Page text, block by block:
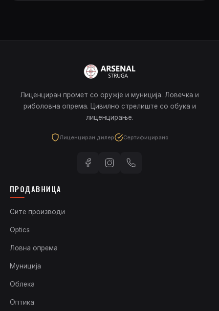
Лиценциран промет со оружје и муниција. Ловечка и
риболовна опрема. Цивилно стрелиште со обука и
лиценцирање.
Лиценциран дилер Сертифицирано
ПРОДАВНИЦА
Сите производи
Optics
Ловна опрема
Муниција
Облека
Оптика